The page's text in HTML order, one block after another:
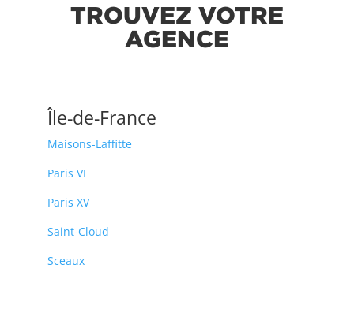
TROUVEZ VOTRE
AGENCE
Île-de-France
Maisons-Laffitte
Paris VI
Paris XV
Saint-Cloud
Sceaux